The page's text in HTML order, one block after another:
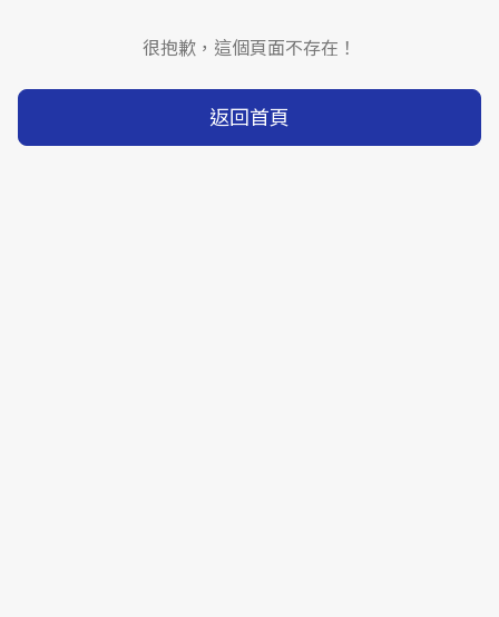
很抱歉，這個頁面不存在！
返回首頁